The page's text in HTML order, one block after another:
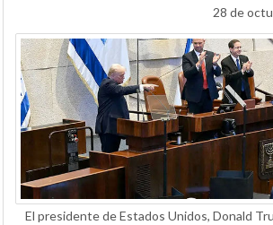
28 de
El presidente de Estados Unidos, Donald